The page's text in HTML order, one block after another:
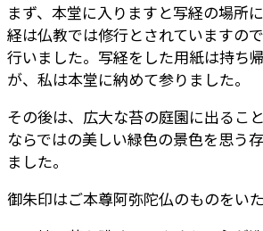
まず、本堂に入りますと写経の場所
経は仏教では修行とされていますの
行いました。写経をした用紙は持ち
が、私は本堂に納めて参りました。
その後は、広大な苔の庭園に出るこ
ならではの美しい緑色の景色を思う
ました。
御朱印はご本尊阿弥陀仏のものをい